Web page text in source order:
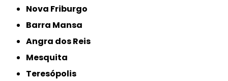
Nova Friburgo
Barra Mansa
Angra dos Reis
Mesquita
Teresópolis